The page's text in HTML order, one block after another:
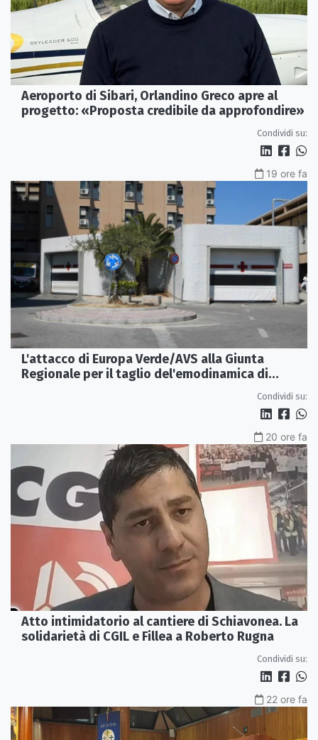
Aeroporto di Sibari, Orlandino Greco apre al
progetto: «Proposta credibile da approfondire»
Condividi su:
19 ore fa
L'attacco di Europa Verde/AVS alla Giunta
Regionale per il taglio del'emodinamica di
Condividi su:
20 ore fa
Atto intimidatorio al cantiere di Schiavonea. La
solidarietà di CGIL e Fillea a Roberto Rugna
Condividi su:
22 ore fa